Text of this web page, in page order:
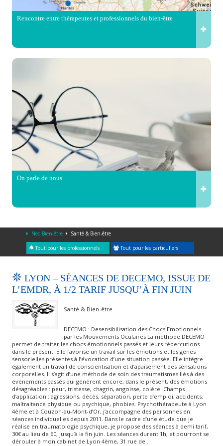
Rencontre entre thérapeutes et professionnels du bien-être
On parle de nous
Neo Bien-être Santé & Bien-être
Tout pour les professionnels Tout pour les particuliers
LYON – SÉANCES DE DECEMO, ISSUE DE
L’EMDR, À 1/2 TARIF JUSQU’À FIN JUIN
Santé & Bien-être
DECEMO : Desensibilisation des Chocs Emotionnels
par les Mouvements Oculaires La méthode DECEMO
permet de traiter les chocs émotionnels passés et leurs répercutions
dans le présent. Elle favorise un travail sur les émotions et les gênes
sensorielles présentes à l’évocation d’une situation passée. Elle intègre
également un travail de conscientisation et d’apaisement des sensations
corporelles. Il s’agit d’une méthode de soin des traumatismes liés à des
événements passés qui génèrent encore, dans le présent, des émotions
désagréables : peur, tristesse, chagrin, angoisse, colère. Champs
d’application : agressions, décès, séparation, perte d’emploi, accidents,
maltraitance physique ou psychique, phobies. Psychothérapeute à Lyon
4ème et à Couzon-au-Mont-d’Or, j’accompagne des personnes en
séances individuelles depuis 2011. Dans le cadre d’une étude que je
réalise en traumatologie psychique, je propose des séances à demi tarif,
30€ au lieu de 60, jusqu’à la fin juin. Les séances durent 1h, et pourront se
dérouler à mon cabinet de Lyon 4ème, 31 rue de…